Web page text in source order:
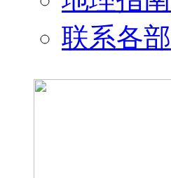
联系各部